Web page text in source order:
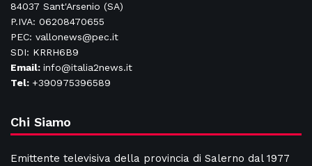
84037 Sant'Arsenio (SA)
P.IVA: 06208470655
PEC: vallonews@pec.it
SDI: KRRH6B9
Email: info@italia2news.it
Tel: +390975396589
Chi Siamo
Emittente televisiva della provincia di Salerno dal 1977